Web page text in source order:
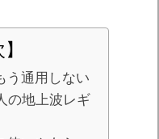
う通用しない
の地上波レギ